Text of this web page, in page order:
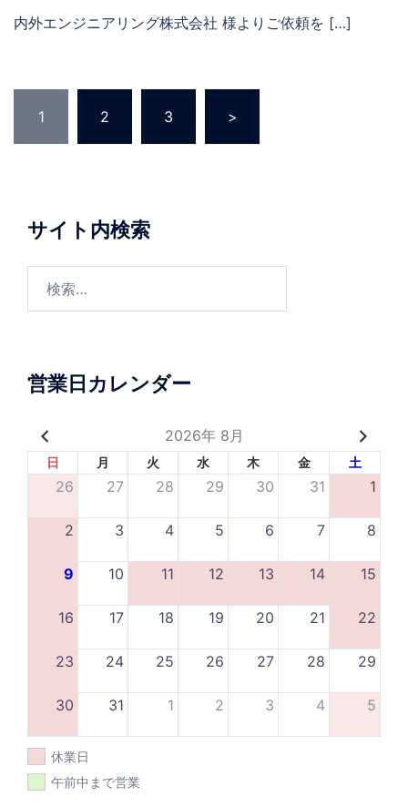
内外エンジニアリング株式会社 様よりご依頼を […]
ジ
送
1 2 3 >
サイト内検索
営業日カレンダー
2026年 8月
日 月 火 水 木 金 土
26 27 28 29 30 31 1
2 3 4 5 6 7 8
9 10 11 12 13 14 15
16 17 18 19 20 21 22
23 24 25 26 27 28 29
30 31 1 2 3 4 5
休業日
午前中まで営業